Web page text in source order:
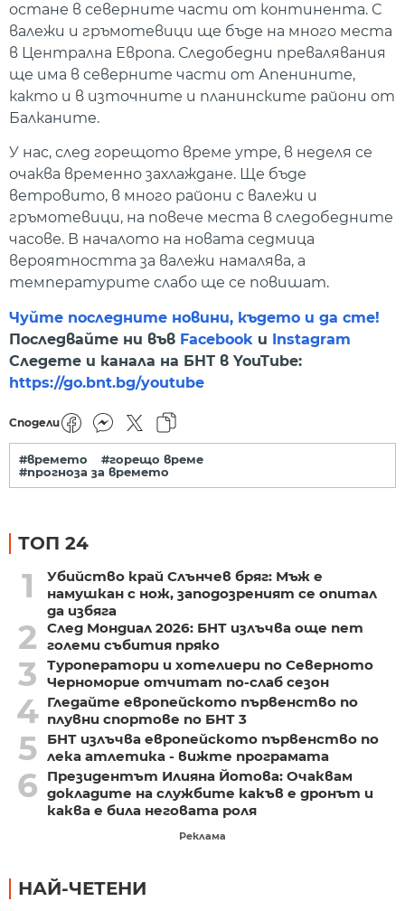
остане в северните части от континента. С
валежи и гръмотевици ще бъде на много места
в Централна Европа. Следобедни превалявания
ще има в северните части от Апенините,
както и в източните и планинските райони от
Балканите.
У нас, след горещото време утре, в неделя се
очаква временно захлаждане. Ще бъде
ветровито, в много райони с валежи и
гръмотевици, на повече места в следобедните
часове. В началото на новата седмица
вероятността за валежи намалява, а
температурите слабо ще се повишат.
Чуйте последните новини, където и да сте!
Последвайте ни във Facebook и Instagram
Следете и канала на БНТ в YouTube:
https://go.bnt.bg/youtube
Сподели
#времето
#горещо време
#прогноза за времето
ТОП 24
1
Убийство край Слънчев бряг: Мъж е
намушкан с нож, заподозреният се опитал
да избяга
2
След Мондиал 2026: БНТ излъчва още пет
големи събития пряко
3
Туроператори и хотелиери по Северното
Черноморие отчитат по-слаб сезон
4 Гледайте европейското първенство по
плувни спортове по БНТ 3
5
БНТ излъчва европейското първенство по
лека атлетика - вижте програмата
6
Президентът Илияна Йотова: Очаквам
докладите на службите какъв е дронът и
каква е била неговата роля
Реклама
НАЙ-ЧЕТЕНИ